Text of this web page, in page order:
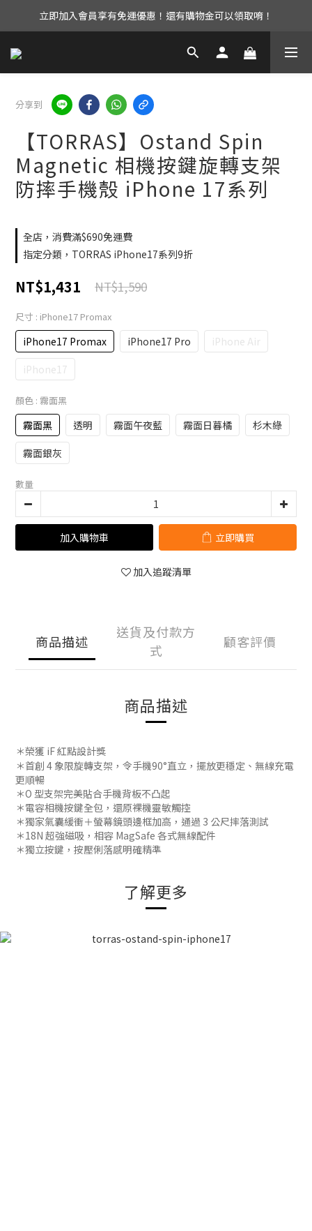
UAG iPhone17 全系列 88折優惠中！
立即加入會員享有免運優惠！還有購物金可以領取唷！
UAG iPhone17 全系列 88折優惠中！
分享到
【TORRAS】Ostand Spin
Magnetic 相機按鍵旋轉支架
防摔手機殼 iPhone 17系列
全店，消費滿$690免運費
指定分類，TORRAS iPhone17系列9折
NT$1,431 NT$1,590
尺寸 : iPhone17 Promax
iPhone17 Promax iPhone17 Pro
iPhone Air
iPhone17
顏色 : 霧面黑
霧面黑 透明 霧面午夜藍 霧面日暮橘
杉木綠
霧面銀灰
數量
加入購物車 立即購買
加入追蹤清單
商品描述
送貨及付款方
式
顧客評價
商品描述
＊榮獲 iF 紅點設計獎
＊首創 4 象限旋轉支架，令手機90°直立，擺放更穩定、無線充電
更順暢
＊O 型支架完美貼合手機背板不凸起
＊電容相機按鍵全包，還原裸機靈敏觸控
＊獨家氣囊緩衝＋螢幕鏡頭邊框加高，通過 3 公尺摔落測試
＊18N 超強磁吸，相容 MagSafe 各式無線配件
＊獨立按鍵，按壓俐落感明確精準
了解更多